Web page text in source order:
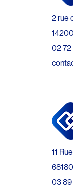
2 rue
02 72
11
03 89